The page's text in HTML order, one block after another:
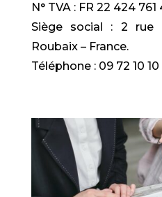
N° TVA : FR 22 424 761
Siège social : 2 rue
Roubaix – France.
Téléphone : 09 72 10 10